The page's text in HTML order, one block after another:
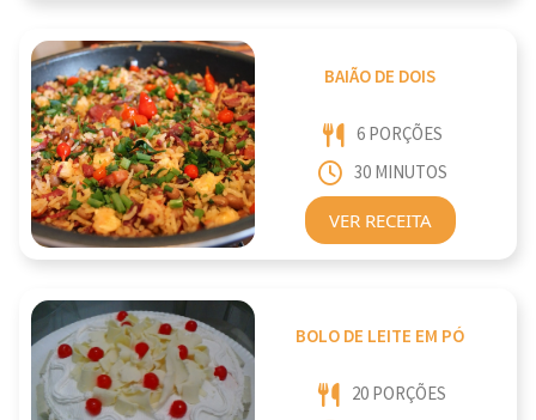
BAIÃO DE DOIS
6 PORÇÕES
30 MINUTOS
VER RECEITA
BOLO DE LEITE EM PÓ
20 PORÇÕES